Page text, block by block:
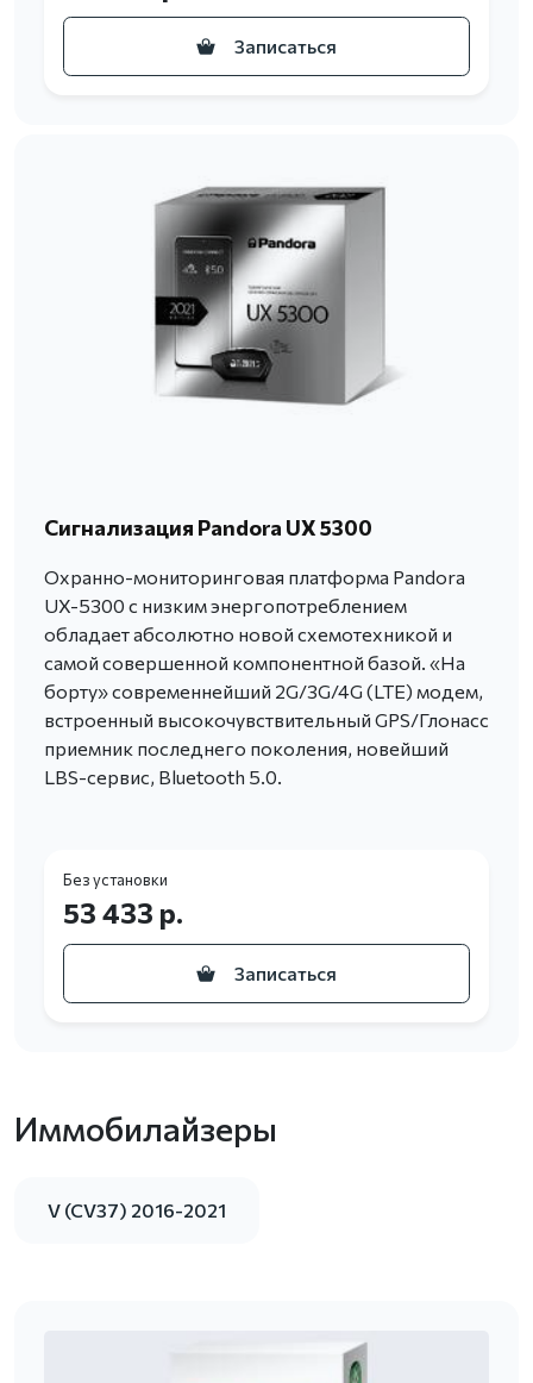
Записаться
Сигнализация Pandora UX 5300
Охранно-мониторинговая платформа Pandora
UX-5300 с низким энергопотреблением
обладает абсолютно новой схемотехникой и
самой совершенной компонентной базой. «На
борту» современнейший 2G/3G/4G (LTE) модем,
встроенный высокочувствительный GPS/Глонасс
приемник последнего поколения, новейший
LBS-сервис, Bluetooth 5.0.
Без установки
53 433 р.
Записаться
Иммобилайзеры
V (CV37) 2016-2021